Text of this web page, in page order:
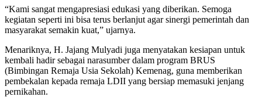
“Kami sangat mengapresiasi edukasi yang diberikan. Semoga
kegiatan seperti ini bisa terus berlanjut agar sinergi pemerintah dan
masyarakat semakin kuat,” ujarnya.
Menariknya, H. Jajang Mulyadi juga menyatakan kesiapan untuk
kembali hadir sebagai narasumber dalam program BRUS
(Bimbingan Remaja Usia Sekolah) Kemenag, guna memberikan
pembekalan kepada remaja LDII yang bersiap memasuki jenjang
pernikahan.